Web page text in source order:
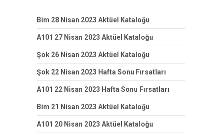
Bim 28 Nisan 2023 Aktüel Kataloğu
A101 27 Nisan 2023 Aktüel Kataloğu
Şok 26 Nisan 2023 Aktüel Kataloğu
Şok 22 Nisan 2023 Hafta Sonu Fırsatları
A101 22 Nisan 2023 Hafta Sonu Fırsatları
Bim 21 Nisan 2023 Aktüel Kataloğu
A101 20 Nisan 2023 Aktüel Kataloğu